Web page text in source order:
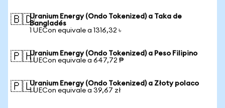
🇧🇩Uranium Energy (Ondo Tokenized) a Taka de
Bangladés
1 UECon equivale a 1316,32 ৳
🇵🇭Uranium Energy (Ondo Tokenized) a Peso Filipino
1 UECon equivale a 647,72 ₱
🇵🇱Uranium Energy (Ondo Tokenized) a Złoty polaco
1 UECon equivale a 39,67 zł